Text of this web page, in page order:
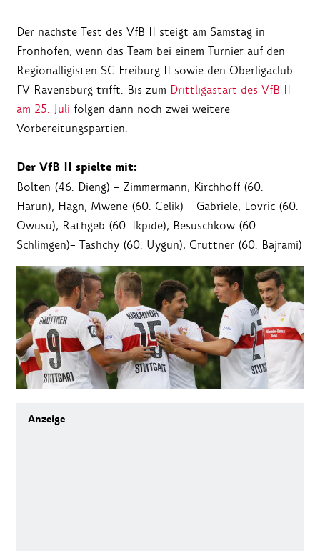
Der nächste Test des VfB II steigt am Samstag in
Fronhofen, wenn das Team bei einem Turnier auf den
Regionalligisten SC Freiburg II sowie den Oberligaclub
FV Ravensburg trifft. Bis zum Drittligastart des VfB II
am 25. Juli folgen dann noch zwei weitere
Vorbereitungspartien.
Der VfB II spielte mit:
Bolten (46. Dieng) – Zimmermann, Kirchhoff (60.
Harun), Hagn, Mwene (60. Celik) – Gabriele, Lovric (60.
Owusu), Rathgeb (60. Ikpide), Besuschkow (60.
Schlimgen)– Tashchy (60. Uygun), Grüttner (60. Bajrami)